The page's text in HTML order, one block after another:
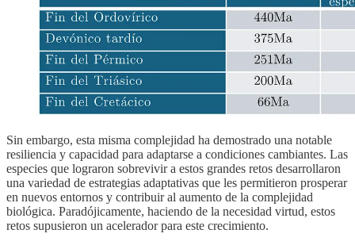
Sin embargo, esta misma complejidad ha demostrado una notable
resiliencia y capacidad para adaptarse a condiciones cambiantes. Las
especies que lograron sobrevivir a estos grandes retos desarrollaron
una variedad de estrategias adaptativas que les permitieron prosperar
en nuevos entornos y contribuir al aumento de la complejidad
biológica. Paradójicamente, haciendo de la necesidad virtud, estos
retos supusieron un acelerador para este crecimiento.